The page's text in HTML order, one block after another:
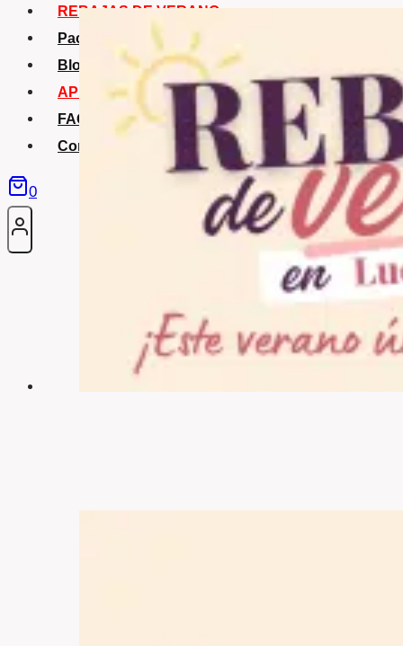
REBAJAS DE VERANO
Packs Verano
Blog
APP La Tribu
FAQS
Contacto
0